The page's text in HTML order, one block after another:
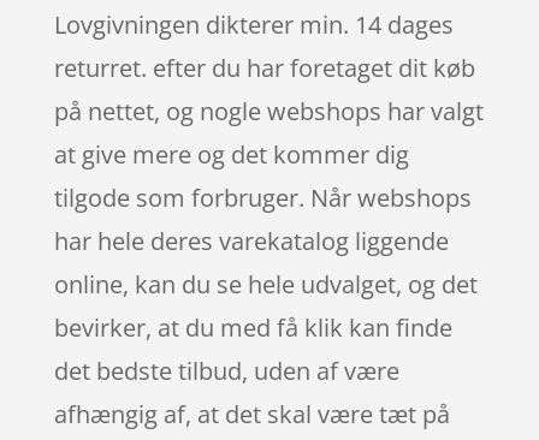
Lovgivningen dikterer min. 14 dages
returret. efter du har foretaget dit køb
på nettet, og nogle webshops har valgt
at give mere og det kommer dig
tilgode som forbruger. Når webshops
har hele deres varekatalog liggende
online, kan du se hele udvalget, og det
bevirker, at du med få klik kan finde
det bedste tilbud, uden af være
afhængig af, at det skal være tæt på